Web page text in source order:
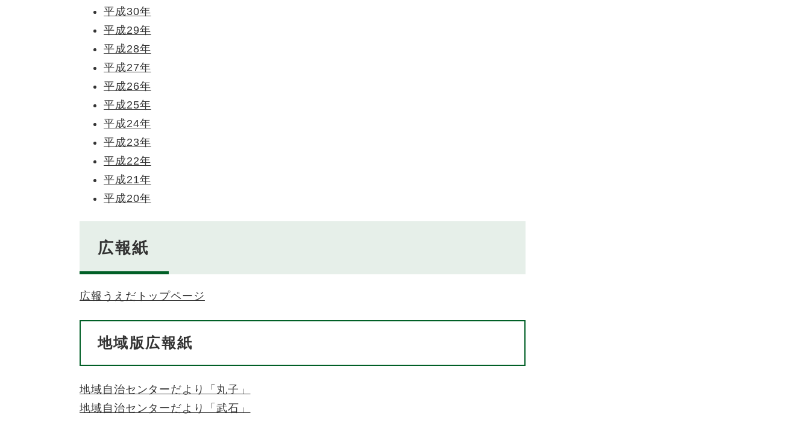
平成30年
平成29年
平成28年
平成27年
平成26年
平成25年
平成24年
平成23年
平成22年
平成21年
平成20年
広報紙
広報うえだトップページ
地域版広報紙
地域自治センターだより「丸子」
地域自治センターだより「武石」